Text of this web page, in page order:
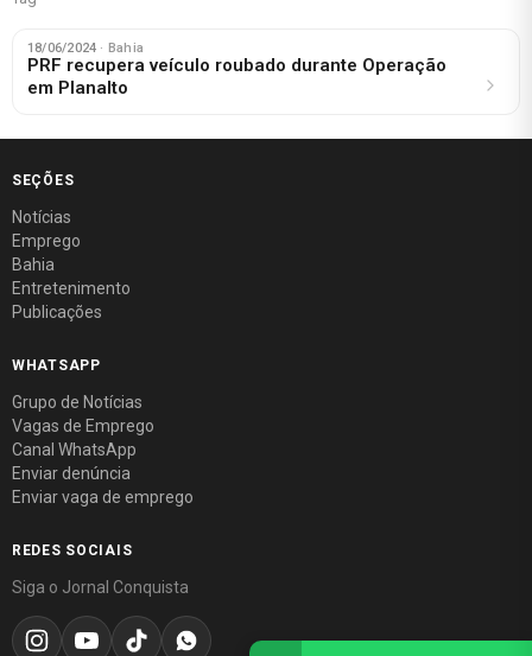
18/06/2024 · Bahia
PRF recupera veículo roubado durante Operação
em Planalto
SEÇÕES
Notícias
Emprego
Bahia
Entretenimento
Publicações
WHATSAPP
Grupo de Notícias
Vagas de Emprego
Canal WhatsApp
Enviar denúncia
Enviar vaga de emprego
REDES SOCIAIS
Siga o Jornal Conquista